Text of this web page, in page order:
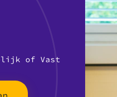
of Vast